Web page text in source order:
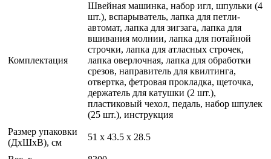
Комплектация
Швейная машинка, набор игл, шпульки (4
шт.), вспарыватель, лапка для петли-
автомат, лапка для зигзага, лапка для
вшивания молнии, лапка для потайной
строчки, лапка для атласных строчек,
лапка оверлочная, лапка для обработки
срезов, направитель для квилтинга,
отвертка, фетровая прокладка, щеточка,
держатель для катушки (2 шт.),
пластиковый чехол, педаль, набор шпулек
(25 шт.), инструкция
Размер упаковки
(ДхШхВ), см
51 x 43.5 x 28.5